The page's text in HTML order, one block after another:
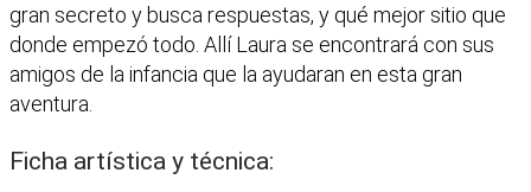
gran secreto y busca respuestas, y qué mejor sitio que
donde empezó todo. Allí Laura se encontrará con sus
amigos de la infancia que la ayudaran en esta gran
aventura.
Ficha artística y técnica: